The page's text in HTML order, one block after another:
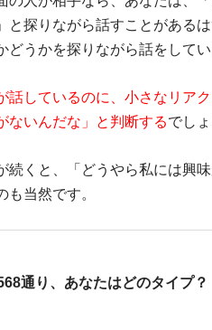
と探りながら話すことがある
どうかを探りながら話をしてい
話しているのに、小さなリア
ないんだな」と判断するでしょ
続くと、「どうやら私には興
も当然です。
通り、あなたはどのタイプ？